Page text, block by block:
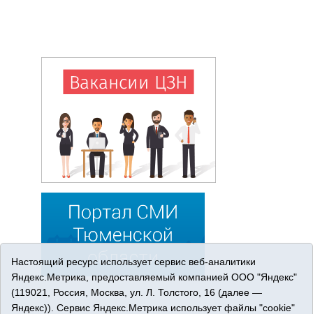
Настоящий ресурс использует сервис веб-аналитики
Яндекс.Метрика, предоставляемый компанией ООО "Яндекс"
(119021, Россия, Москва, ул. Л. Толстого, 16 (далее —
Яндекс)). Сервис Яндекс.Метрика использует файлы "cookie"